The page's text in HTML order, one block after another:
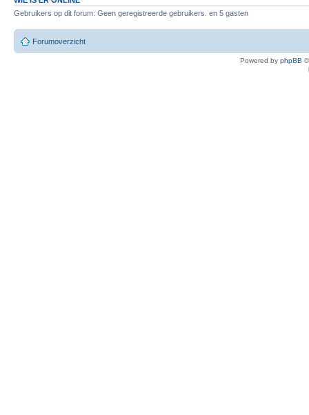
Gebruikers op dit forum: Geen geregistreerde gebruikers. en 5 gasten
Forumoverzicht
Powered by phpBB